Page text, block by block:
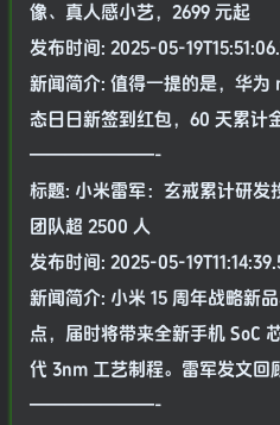
像、真人感小艺，2699 元起
发布时间: 2025-05-
新闻简介: 值得一提的是，华为
态日日新签到红包，60 天累计
———————-
标题: 小米雷军：玄戒累计研发
团队超 2500 人
发布时间: 2025-05-
新闻简介: 小米 15 周年战略新
点，届时将带来全新手机 SoC
代 3nm 工艺制程。雷军发文回
———————-